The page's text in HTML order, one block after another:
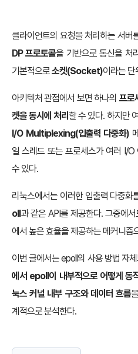
클라이언트의 요청을 처리하는 서버
DP 프로토콜을 기반으로 통신을 처
기본적으로소켓(Socket)이라는 단
아키텍처 관점에서 보면 하나의 프로
켓을 동시에 처리할 수 있다. 하지만
I/O Multiplexing(입출력 다중화)
일 스레드 또는 프로세스가 여러 I/
수 있다.
리눅스에서는 이러한 입출력 다중화
oll 과 같은 API를 제공한다. 그중에서
에서 높은 효율을 제공하는 메커니즘
이번 글에서는 epoll의 사용 방법 자
에서 epoll이 내부적으로 어떻게 동
눅스 커널 내부 구조와 데이터 흐름
계적으로 분석한다.